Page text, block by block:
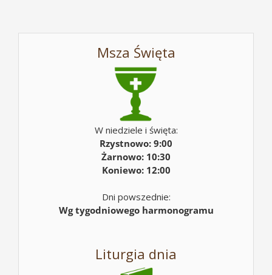
Msza Święta
W niedziele i święta:
Rzystnowo: 9:00
Żarnowo: 10:30
Koniewo: 12:00
Dni powszednie:
Wg tygodniowego harmonogramu
Liturgia dnia